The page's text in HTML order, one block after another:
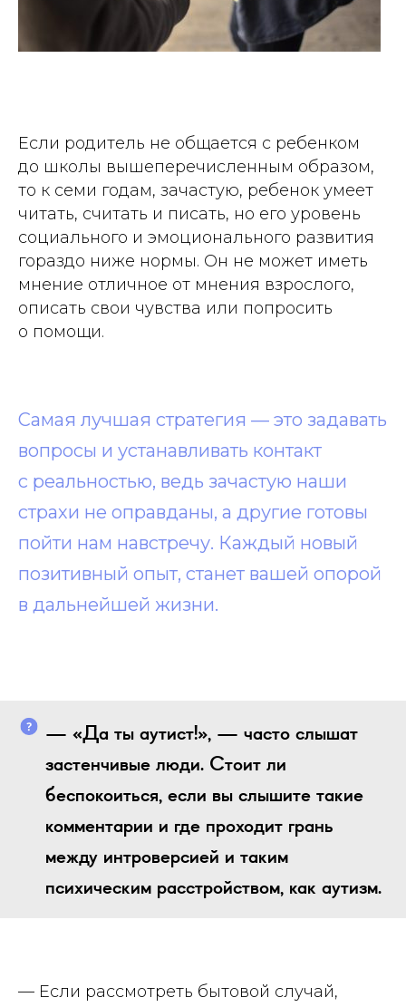
Если родитель не общается с ребенком
до школы вышеперечисленным образом,
то к семи годам, зачастую, ребенок умеет
читать, считать и писать, но его уровень
социального и эмоционального развития
гораздо ниже нормы. Он не может иметь
мнение отличное от мнения взрослого,
описать свои чувства или попросить
о помощи.
Самая лучшая стратегия — это задавать
вопросы и устанавливать контакт
с реальностью, ведь зачастую наши
страхи не оправданы, а другие готовы
пойти нам навстречу. Каждый новый
позитивный опыт, станет вашей опорой
в дальнейшей жизни.
— «Да ты аутист!», — часто слышат
застенчивые люди. Стоит ли
беспокоиться, если вы слышите такие
комментарии и где проходит грань
между интроверсией и таким
психическим расстройством, как аутизм.
— Если рассмотреть бытовой случай,